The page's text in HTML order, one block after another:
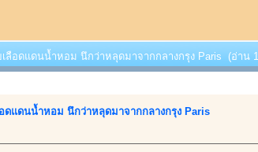
อดแดนน้ำหอม นึกว่าหลุดมาจากกลางกรุง Paris (อ่าน
แดนน้ำหอม นึกว่าหลุดมาจากกลางกรุง Paris